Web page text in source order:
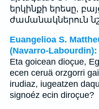
երկինքի երեսը,
ժամանակներուն
Euangelioa S.
(Navarro-Labourdin):
Eta goicean dioçue,
ecen ceruä orzgorri
irudiaz, iugeatzen
signoéz ecin diroçue?